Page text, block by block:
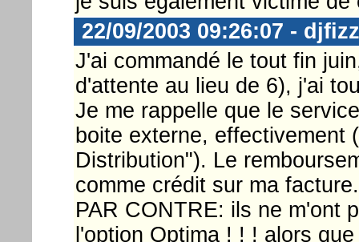
22/09/2003 09:26:07 - djfizz
J'ai commandé le tout fin
d'attente au lieu de 6), j'ai
Je me rappelle que le
boite externe, effectivement
Distribution"). Le
comme crédit sur ma facture.
PAR CONTRE: ils ne m'ont
l'option Optima ! ! ! alors